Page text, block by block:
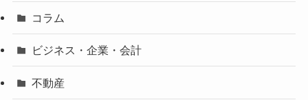
コラム
ビジネス・企業・会計
不動産